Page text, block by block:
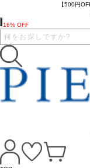
【500円
16% OFF